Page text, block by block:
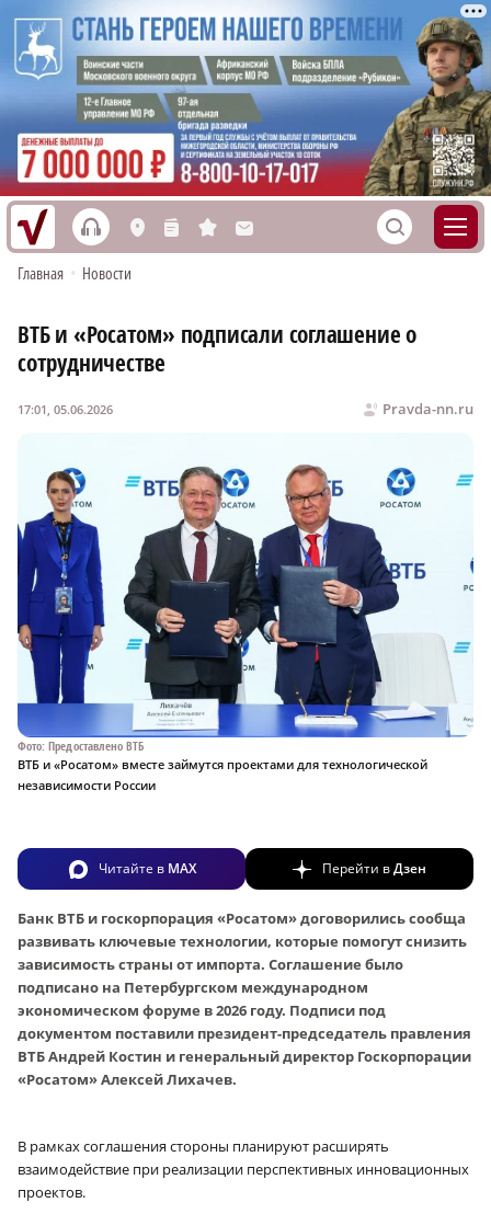
h L n s M S
Главная • Новости
ВТБ и «Росатом» подписали соглашение о
сотрудничестве
Pravda-nn.ru
17:01, 05.06.2026
Фото: Предоставлено ВТБ
ВТБ и «Росатом» вместе займутся проектами для технологической
независимости России
Читайте в MAX Перейти вДзен
Банк ВТБ и госкорпорация «Росатом» договорились сообща
развивать ключевые технологии, которые помогут снизить
зависимость страны от импорта. Соглашение было
подписано на Петербургском международном
экономическом форуме в 2026 году. Подписи под
документом поставили президент-председатель правления
ВТБ Андрей Костин и генеральный директор Госкорпорации
«Росатом» Алексей Лихачев.
В рамках соглашения стороны планируют расширять
взаимодействие при реализации перспективных инновационных
проектов.